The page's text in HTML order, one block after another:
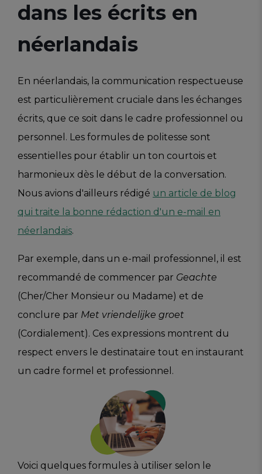
dans les écrits en
néerlandais
En néerlandais, la communication respectueuse
est particulièrement cruciale dans les échanges
écrits, que ce soit dans le cadre professionnel ou
personnel. Les formules de politesse sont
essentielles pour établir un ton courtois et
harmonieux dès le début de la conversation.
Nous avions d'ailleurs rédigé un article de blog
qui traite la bonne rédaction d'un e-mail en
néerlandais.
Par exemple, dans un e-mail professionnel, il est
recommandé de commencer par Geachte
(Cher/Cher Monsieur ou Madame) et de
conclure par Met vriendelijke groet
(Cordialement). Ces expressions montrent du
respect envers le destinataire tout en instaurant
un cadre formel et professionnel.
Voici quelques formules à utiliser selon le